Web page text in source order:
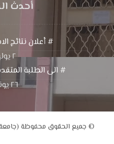
أحدث
# أعلان نتائج
٢ يوليو، ٢٠٢٦
# الى الطلبة
٢٦ يونيو، ٢٠٢٦
© جميع الحقوق محفوظة (جامعة